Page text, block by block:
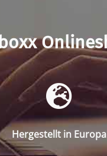
Hergestellt in Europa